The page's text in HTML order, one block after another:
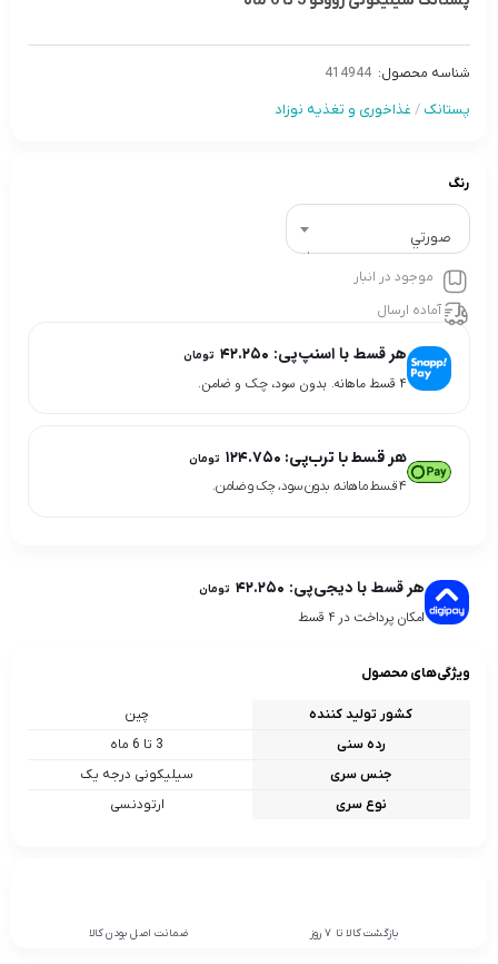
شناسه محصول: 414944
پستانک / غذاخوری و تغذیه نوزاد
رنگ
صورتي
موجود در انبار
آماده ارسال
هر قسط با اسنپ‌پی: ۴۲.۲۵۰ تومان
۴ قسط ماهانه. بدون سود، چک و ضامن.
هر قسط با ترب‌پی: ۱۲۴.۷۵۰ تومان
۴ قسط ماهانه. بدون سود، چک و ضامن.
هر قسط با دیجی‌پی: ۴۲.۲۵۰ تومان
امکان پرداخت در 4 قسط
ویژگی‌های محصول
کشور تولید کننده
چین
رده سنی
3 تا 6 ماه
جنس سری
سیلیکونی درجه یک
نوع سری
ارتودنسی
بازگشت کالا تا 7 روز ضمانت اصل بودن کالا